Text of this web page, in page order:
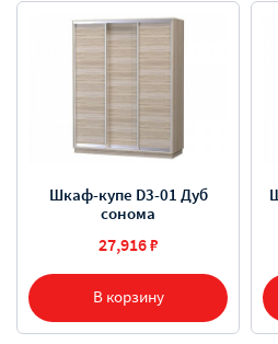
В корзину
Шкаф-купе D3-01 Дуб
сонома
27,916 ₽